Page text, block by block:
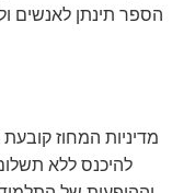
הספר תינתן לאנשים
מדיניות המחוז קובעת
להיכנס ללא